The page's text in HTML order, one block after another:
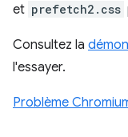
et prefetch2.css
Consultez la
l'essayer.
Problème